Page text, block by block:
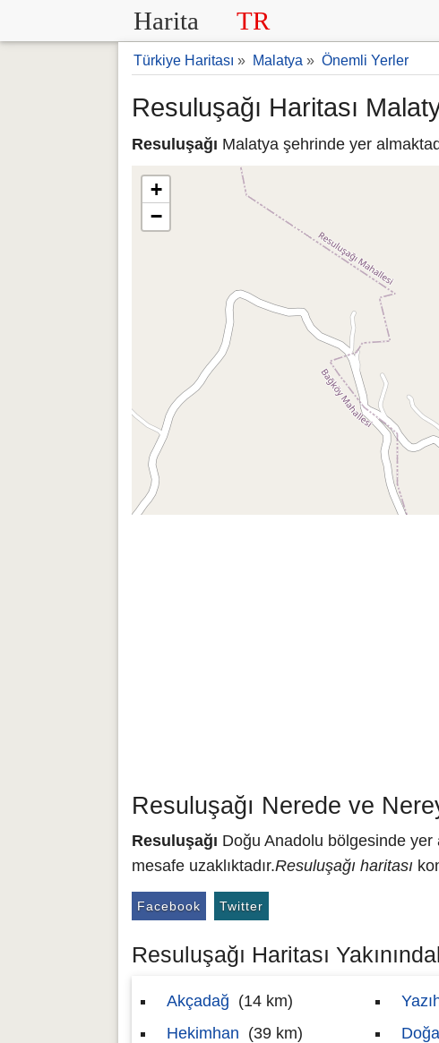
Harita TR
Türkiye Haritası » Malatya » Önemli Yerler
Resuluşağı Haritası
Resuluşağı Malatya şehrinde yer
+
−
Resuluşağı Nerede ve
Resuluşağı Doğu Anadolu bölgesinde yer
mesafe uzaklıktadır.Resuluşağı haritası
Facebook Twitter
Resuluşağı Haritası
Akçadağ (14 km)
Hekimhan (39 km)